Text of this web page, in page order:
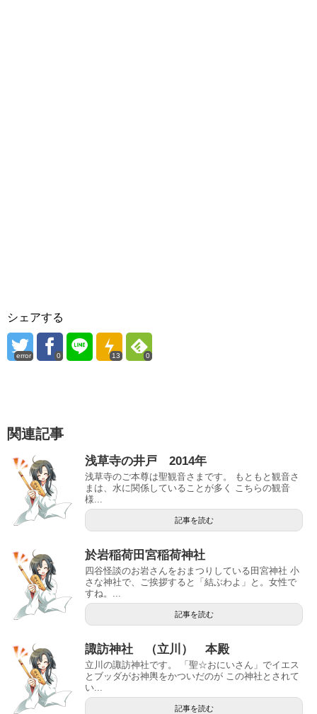
シェアする
error 0 13 0
関連記事
浅草寺の井戸 2014年
浅草寺のご本尊は聖観音さまです。 もともと観音さ
まは、水に関係していることが多く こちらの観音
様...
記事を読む
於岩稲荷田宮稲荷神社
四谷怪談のお岩さんをおまつりしている田宮神社 小
さな神社で、ご挨拶すると「結ぶわよ」と。女性で
すね。...
記事を読む
諏訪神社 （立川） 本殿
立川の諏訪神社です。 「聖☆おにいさん」でイエス
とブッダがお神輿をかついだのが この神社とされて
い...
記事を読む